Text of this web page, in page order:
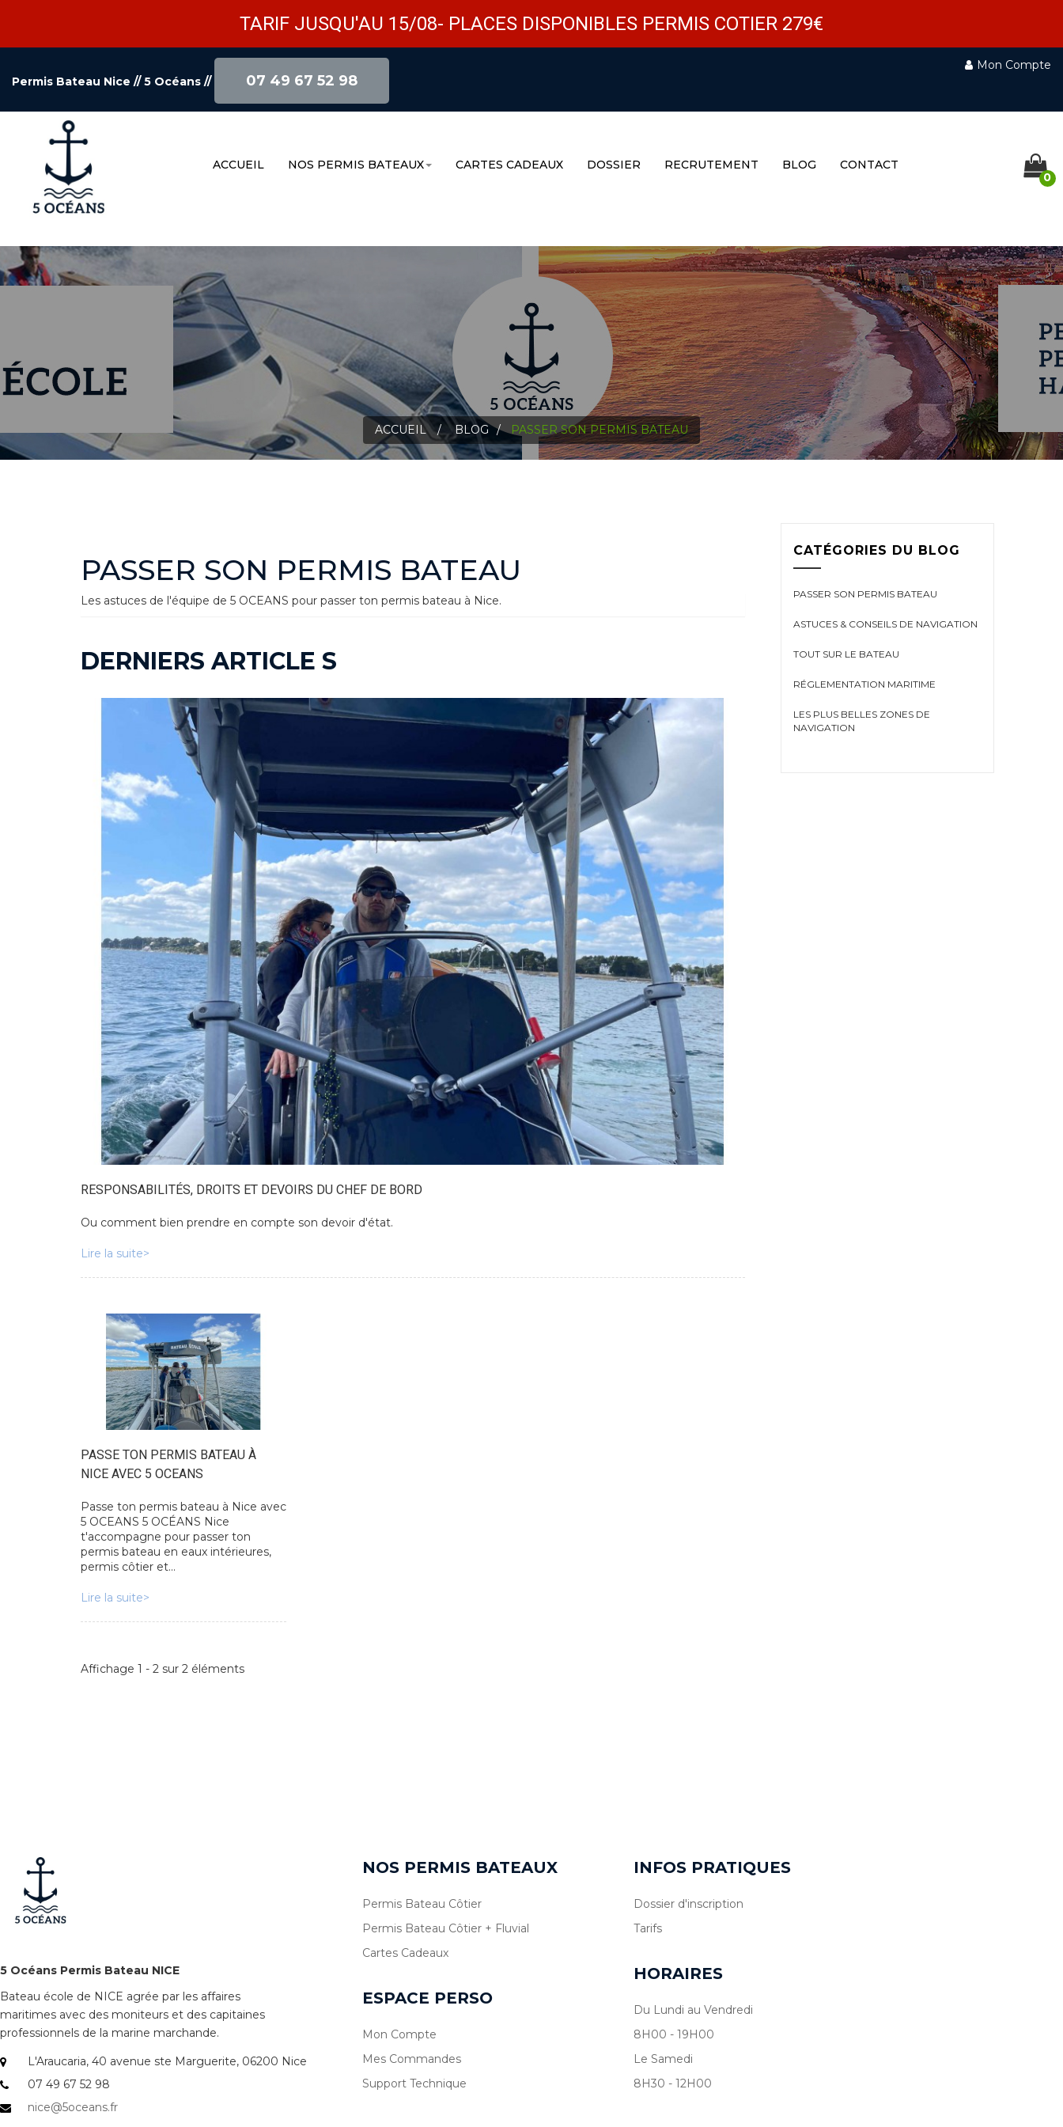
TARIF JUSQU'AU 15/08- PLACES DISPONIBLES PERMIS COTIER 279€
Permis Bateau Nice // 5 Océans // 07 49 67 52 98
Mon Compte
ACCUEIL NOS PERMIS BATEAUX CARTES CADEAUX DOSSIER RECRUTEMENT BLOG
CONTACT
0
ACCUEIL > BLOG > PASSER SON PERMIS BATEAU
PASSER SON PERMIS BATEAU
Les astuces de l'équipe de 5 OCEANS pour passer ton permis bateau à Nice.
DERNIERS ARTICLE S
RESPONSABILITÉS, DROITS ET DEVOIRS DU CHEF DE BORD
Ou comment bien prendre en compte son devoir d'état.
Lire la suite>
PASSE TON PERMIS BATEAU À
NICE AVEC 5 OCEANS
Passe ton permis bateau à Nice avec
5 OCEANS 5 OCÉANS Nice
t'accompagne pour passer ton
permis bateau en eaux intérieures,
permis côtier et...
Lire la suite>
Affichage 1 - 2 sur 2 éléments
CATÉGORIES DU BLOG
PASSER SON PERMIS BATEAU
ASTUCES & CONSEILS DE NAVIGATION
TOUT SUR LE BATEAU
RÉGLEMENTATION MARITIME
LES PLUS BELLES ZONES DE
NAVIGATION
5 Océans Permis Bateau NICE
Bateau école de NICE agrée par les affaires
maritimes avec des moniteurs et des capitaines
professionnels de la marine marchande.
L'Araucaria, 40 avenue ste Marguerite, 06200 Nice
07 49 67 52 98
nice@5oceans.fr
NOS PERMIS BATEAUX
Permis Bateau Côtier
Permis Bateau Côtier + Fluvial
Cartes Cadeaux
ESPACE PERSO
Mon Compte
Mes Commandes
Support Technique
INFOS PRATIQUES
Dossier d'inscription
Tarifs
HORAIRES
Du Lundi au Vendredi
8H00 - 19H00
Le Samedi
8H30 - 12H00